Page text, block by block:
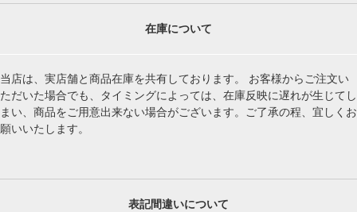
在庫について
当店は、実店舗と商品在庫を共有しております。 お客様からご注文い
ただいた場合でも、タイミングによっては、在庫反映に遅れが生じてし
まい、商品をご用意出来ない場合がございます。ご了承の程、宜しくお
願いいたします。
表記間違いについて